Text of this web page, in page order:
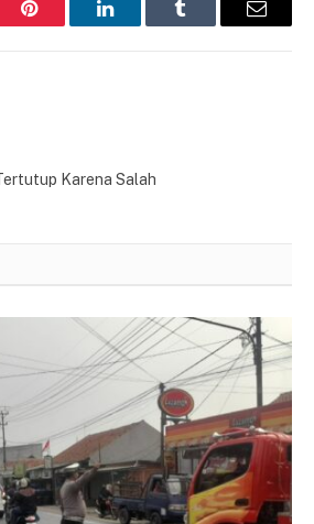
Pinterest LinkedInTumblr Email
Karena Salah